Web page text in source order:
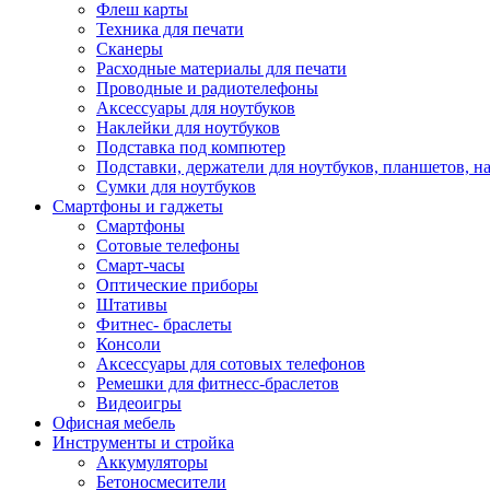
Флеш карты
Техника для печати
Сканеры
Расходные материалы для печати
Проводные и радиотелефоны
Аксессуары для ноутбуков
Наклейки для ноутбуков
Подставка под компютер
Подставки, держатели для ноутбуков, планшетов,
Сумки для ноутбуков
Смартфоны и гаджеты
Смартфоны
Сотовые телефоны
Смарт-часы
Оптические приборы
Штативы
Фитнес- браслеты
Консоли
Аксессуары для сотовых телефонов
Ремешки для фитнесс-браслетов
Видеоигры
Офисная мебель
Инструменты и стройка
Аккумуляторы
Бетоносмесители